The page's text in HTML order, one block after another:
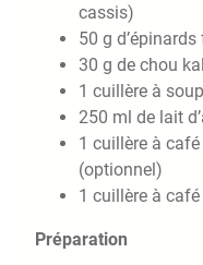
cassis)
50 g
30 g de chou
1 cuillère à
250 ml de lait
1 cuillère à café
(optionnel)
1 cuillère à
Préparation